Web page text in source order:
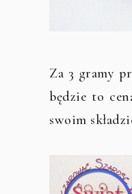
Za 3 gramy
będzie to
swoim